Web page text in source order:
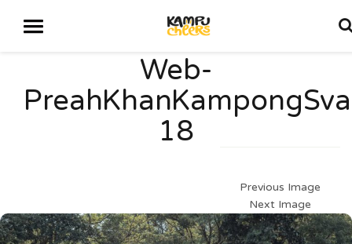
Web-
18
Previous Image
Next Image